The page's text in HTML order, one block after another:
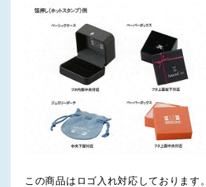
この商品はロゴ入れ対応しております。